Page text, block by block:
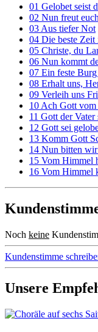
01 Gelobet seist
02 Nun freut
03 Aus tiefer Not
04 Die beste Zeit
05 Christe, du
06 Nun kommt
07 Ein feste
08 Erhalt uns,
09 Verleih uns
10 Ach Gott
11 Gott der Vater
12 Gott sei
13 Komm Gott
14 Nun bitten
15 Vom Himmel
16 Vom Himmel
Noch keine
Kundenstimme
Unsere